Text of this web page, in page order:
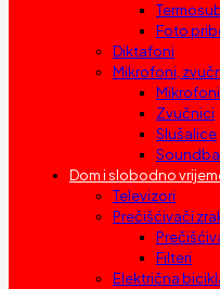
Foto
Diktafoni
Mikrofoni,
Mikrofoni
Zvučnici
Slušalice
Dom i slobodno
Televizori
Prečišćivači
Filteri
Električna